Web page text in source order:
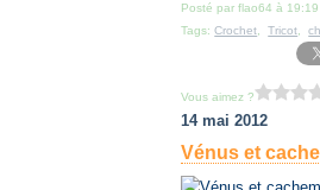
Posté par flao64 à
Tags:Crochet ,Tricot ,
Vous aimez ?
14 mai 2012
Vénus et